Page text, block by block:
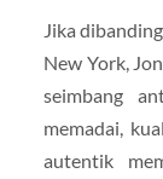
Jika
New York,
seimbang
memadai,
autentik